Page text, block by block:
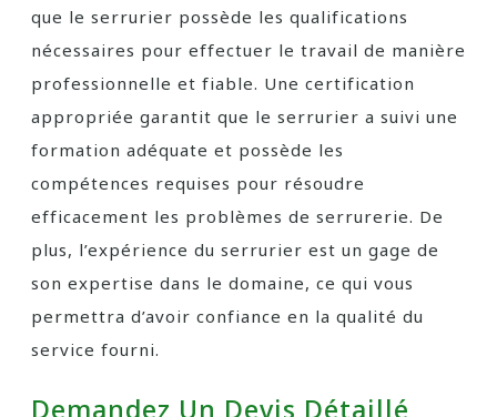
que le serrurier possède les qualifications
nécessaires pour effectuer le travail de manière
professionnelle et fiable. Une certification
appropriée garantit que le serrurier a suivi une
formation adéquate et possède les
compétences requises pour résoudre
efficacement les problèmes de serrurerie. De
plus, l’expérience du serrurier est un gage de
son expertise dans le domaine, ce qui vous
permettra d’avoir confiance en la qualité du
service fourni.
Demandez Un Devis Détaillé